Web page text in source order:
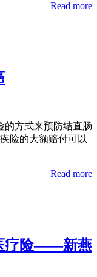
Read more
的方式来预防结直肠
险的大额赔付可以
Read more
疗险——新燕